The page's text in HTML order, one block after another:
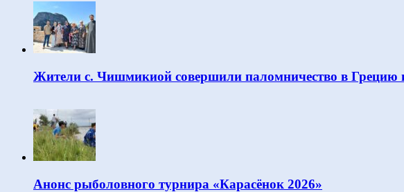
Жители с. Чишмикиой совершили паломничество в Грецию
Анонс рыболовного турнира «Карасёнок 2026»